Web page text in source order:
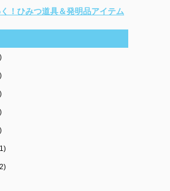
！ひみつ道具＆発明品アイテム